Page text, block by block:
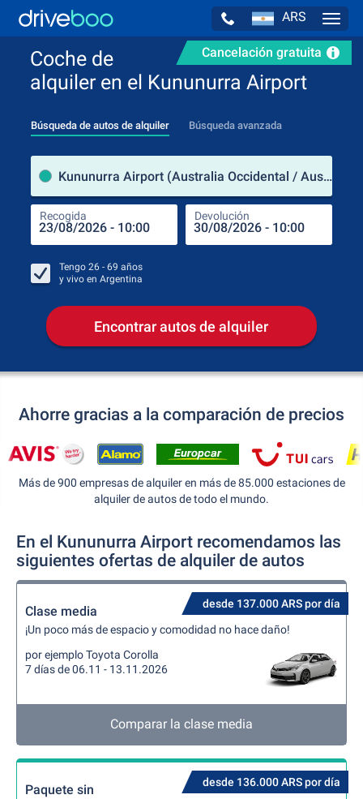
ARS
Cancelación gratuita
Coche de
alquiler en el Kununurra Airport
Búsqueda de autos de alquiler Búsqueda avanzada
Kununurra Airport (Australia Occidental / Australia)
Recogida Devolución
Tengo 26 - 69 años
y vivo en Argentina
Encontrar autos de alquiler
Ahorre gracias a la comparación de precios
Más de 900 empresas de alquiler en más de 85.000 estaciones de
alquiler de autos de todo el mundo.
En el Kununurra Airport recomendamos las
siguientes ofertas de alquiler de autos
desde 137.000 ARS por día
Clase media
¡Un poco más de espacio y comodidad no hace daño!
por ejemplo Toyota Corolla
7 días de 06.11 - 13.11.2026
Comparar la clase media
desde 136.000 ARS por día
Paquete sin